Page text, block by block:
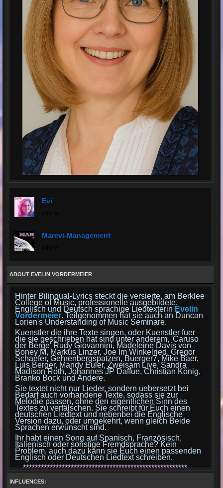
Evi
Marevi-Management
ABOUT EVELIN VORDERMEIER
Hinter Bilingual-Lyrics steckt die versierte, am Berklee
College of Music, professionelle ausgebildete,
Englisch und Deutsch sprachige Liedtexterin Evelin
Vordermeier. Teilgenommen hat sie auch an Duncan
Lorien's Understanding of Music Seminare.
Kuenstler die ihre Texte singen, oder Kuenstler fuer
die sie geschrieben hat sind unter anderem, 'Caruso
der Berge' Rudy Giovannini, Madeleine Davis von
Boney M, Markus Linzer, Joe Im Winkelried, Gregor
Schaefer, Gehrenbergspatzen, Buerger7, Mike Baer,
Luis Berger, Mandy Euler, Zweisam Live, Sandra
Madison Roth, Johannes JP Daffue, Christian König,
Branko Bock und Andere.
Sie textet nicht nur Lieder, sondern uebersetzt bei
Bedarf auch vorhandene Texte, sodass sie zur
Melodie passen, ohne den eigentlichen Sinn des
Textes zu verfälschen. Sie schreibt für Euch einen
deutschen Liedtext und nebenbei die Englische
Version dazu, oder umgekehrt, wenn gleich Beide
Sprachen erwünscht sind.
Ihr habt einen Song auf Spanisch, Französisch,
Italienisch oder sonstige Fremdsprache? Kein
Problem, auch dazu kann sie Euch einen passenden
Englisch oder Deutschen Liedtext schreiben.
*******************************************************
accomplished lyricist who studied professional lyric
INFLUENCES: